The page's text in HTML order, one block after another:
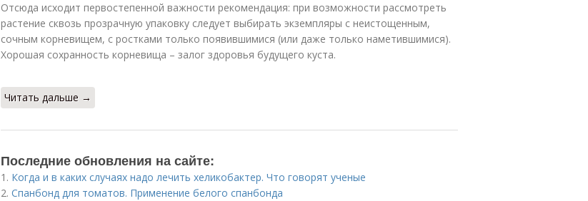
Отсюда исходит первостепенной важности рекомендация: при возможности рассмотреть
растение сквозь прозрачную упаковку следует выбирать экземпляры с неистощенным,
сочным корневищем, с ростками только появившимися (или даже только наметившимися).
Хорошая сохранность корневища – залог здоровья будущего куста.
Читать дальше →
Последние обновления на сайте:
1. Когда и в каких случаях надо лечить хеликобактер. Что говорят ученые
2. Спанбонд для томатов. Применение белого спанбонда